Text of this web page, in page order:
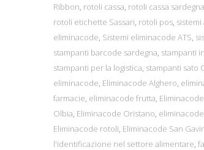
Ribbon rotoli cassa rotoli cassa sardegna
rotoli etichette Sassari rotoli pos
eliminacode Sistemi eliminacode ATS
stampanti barcode sardegna stampanti
stampanti per la logistica stampanti sato
eliminacode Eliminacode Alghero
farmacie eliminacode frutta
Olbia Eliminacode Oristano
Eliminacode rotoli Eliminacode San
l'identificazione nel settore alimentare